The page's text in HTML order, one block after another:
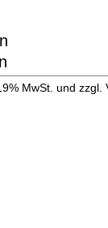
MwSt. und zzgl.